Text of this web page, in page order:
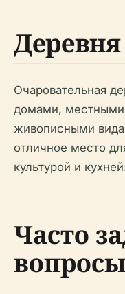
Очаровательная
домами, местными
живописными
отличное место
культурой и
Часто